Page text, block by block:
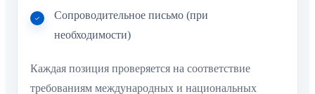
Сопроводительное письмо (при
необходимости)
Каждая позиция проверяется на соответствие
требованиям международных и национальных